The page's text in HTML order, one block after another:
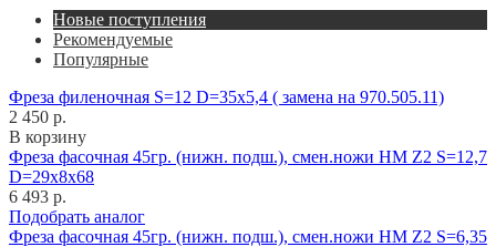
Новые поступления
Рекомендуемые
Популярные
Фреза филеночная S=12 D=35x5,4 ( замена на 970.505.11)
2 450 р.
В корзину
Фреза фасочная 45гр. (нижн. подш.), смен.ножи HM Z2 S=12,7
D=29x8x68
6 493 р.
Подобрать аналог
Фреза фасочная 45гр. (нижн. подш.), смен.ножи HM Z2 S=6,35